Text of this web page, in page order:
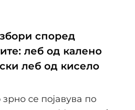
според
леб од калено
леб од кисело
се појавува по